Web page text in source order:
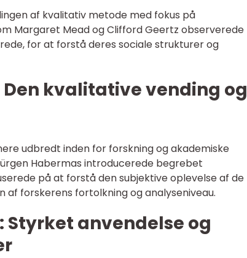
af kvalitativ metode med fokus på
Margaret Mead og Clifford Geertz observerede
for at forstå deres sociale strukturer og
Den kvalitative vending og
udbredt inden for forskning og akademiske
Habermas introducerede begrebet
på at forstå den subjektive oplevelse af de
forskerens fortolkning og analyseniveau.
Styrket anvendelse og